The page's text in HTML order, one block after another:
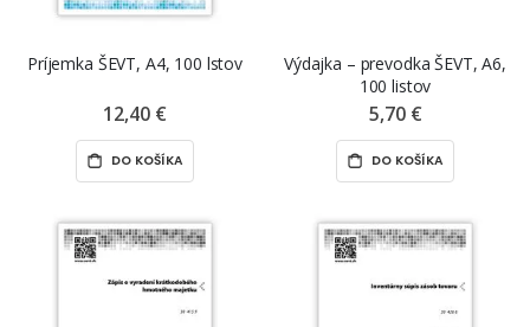
Príjemka ŠEVT, A4, 100 lstov
12,40 €
DO KOŠÍKA
Výdajka – prevodka ŠEVT, A6,
100 listov
5,70 €
DO KOŠÍKA